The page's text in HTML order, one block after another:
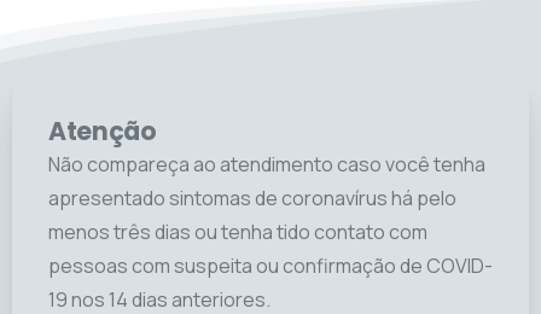
Atenção
Não compareça ao atendimento caso você tenha
apresentado sintomas de coronavírus há pelo
menos três dias ou tenha tido contato com
pessoas com suspeita ou confirmação de COVID-
19 nos 14 dias anteriores.